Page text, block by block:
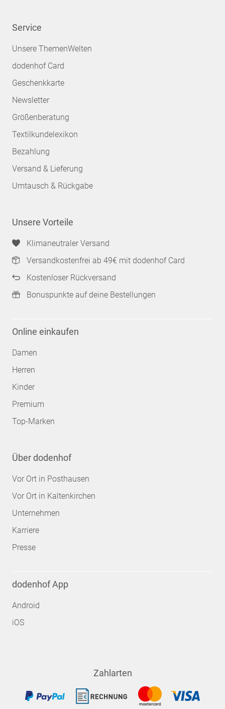
Service
Unsere ThemenWelten
dodenhof Card
Geschenkkarte
Newsletter
Größenberatung
Textilkundelexikon
Bezahlung
Versand & Lieferung
Umtausch & Rückgabe
Unsere Vorteile
Klimaneutraler Versand
Versandkostenfrei ab 49€ mit dodenhof Card
Kostenloser Rückversand
Bonuspunkte auf deine Bestellungen
Online einkaufen
Damen
Herren
Kinder
Premium
Top-Marken
Über dodenhof
Vor Ort in Posthausen
Vor Ort in Kaltenkirchen
Unternehmen
Karriere
Presse
dodenhof App
Android
iOS
Zahlarten